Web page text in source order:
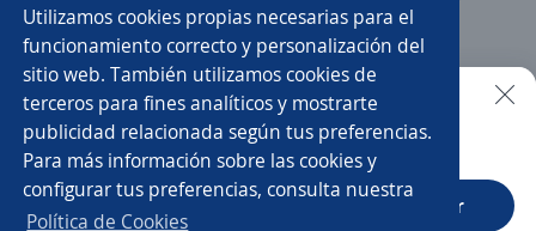
Utilizamos cookies propias necesarias para el
funcionamiento correcto y personalización del
sitio web. También utilizamos cookies de
terceros para fines analíticos y mostrarte
publicidad relacionada según tus preferencias.
Para más información sobre las cookies y
configurar tus preferencias, consulta nuestra
Política de Cookies
Ejecutivo/a comercial Médico/a auditor/a
Asesor/a comercial Odontólogo/a Enfermería
Supernumerario/a Químico farmacéutico
Analista de servicio al cliente
Buscar es más fácil en la app
CT App Abrir